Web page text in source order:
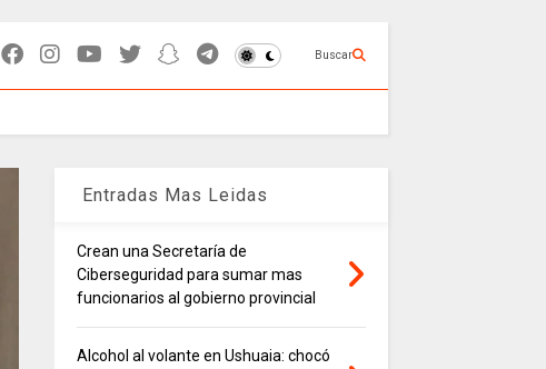
Buscar
Entradas Mas Leidas
Crean una Secretaría de
Ciberseguridad para sumar mas
funcionarios al gobierno provincial
Alcohol al volante en Ushuaia: chocó